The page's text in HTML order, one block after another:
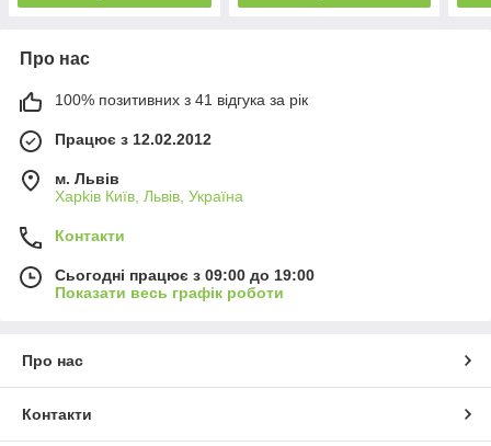
Про нас
100% позитивних з 41 відгука за рік
Працює з 12.02.2012
м. Львів
Харkiв Київ, Львів, Україна
Контакти
Сьогодні працює з 09:00 до 19:00
Показати весь графік роботи
Про нас
Контакти